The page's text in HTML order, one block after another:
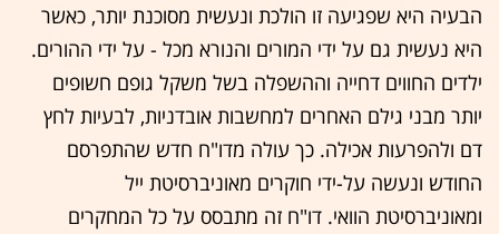
הבעיה היא שפגיעה זו הולכת ונעשית מסוכנת יותר, כאשר
היא נעשית גם על ידי המורים והנורא מכל - על ידי ההורים.
ילדים החווים דחייה וההשפלה בשל משקל גופם חשופים
יותר מבני גילם האחרים למחשבות אובדניות, לבעיות לחץ
דם ולהפרעות אכילה. כך עולה מדו"ח חדש שהתפרסם
החודש ונעשה על-ידי חוקרים מאוניברסיטת ייל
ומאוניברסיטת הוואי. דו"ח זה מתבסס על כל המחקרים